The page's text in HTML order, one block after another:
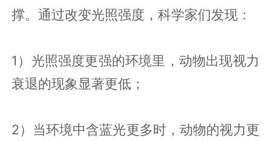
撑。通过改变光照强度，科学家们发现：
1）光照强度更强的环境里，动物出现视力
衰退的现象显著更低；
2）当环境中含蓝光更多时，动物的视力更